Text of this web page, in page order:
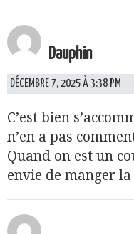
Dauphin
DÉCEMBRE 7, 2025 À 3:38 PM
C’est bien
n’en a pas
Quand on est un
envie de manger